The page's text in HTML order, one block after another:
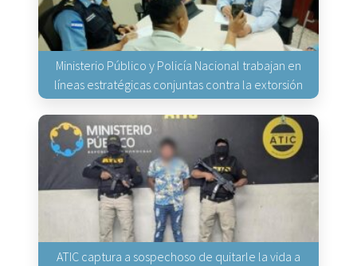
Ministerio Público y Policía Nacional trabajan en
líneas estratégicas conjuntas contra la extorsión
ATIC captura a sospechoso de quitarle la vida a